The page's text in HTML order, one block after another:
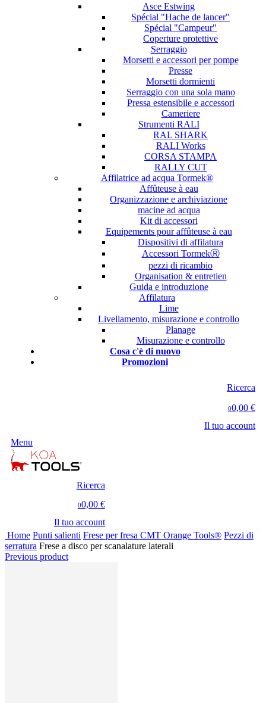
Asce Estwing
Spécial "Hache de lancer"
Spécial "Campeur"
Coperture protettive
Serraggio
Morsetti e accessori per pompe
Presse
Morsetti dormienti
Serraggio con una sola mano
Pressa estensibile e accessori
Cameriere
Strumenti RALI
RAL SHARK
RALI Works
CORSA STAMPA
RALLY CUT
Affilatrice ad acqua Tormek®
Affûteuse à eau
Organizzazione e archiviazione
macine ad acqua
Kit di accessori
Equipements pour affûteuse à eau
Dispositivi di affilatura
Accessori TormekⓇ
pezzi di ricambio
Organisation & entretien
Guida e introduzione
Affilatura
Lime
Livellamento, misurazione e controllo
Planage
Misurazione e controllo
Cosa c'è di nuovo
Promozioni
Ricerca
00,00 €
Il tuo account
Menu
Ricerca
00,00 €
Il tuo account
Home Punti salienti Frese per fresa CMT Orange Tools® Pezzi di
serratura Frese a disco per scanalature laterali
Previous product